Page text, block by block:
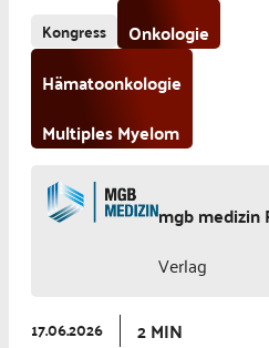
Kongress
Onkologie
Hämatoonkologie
Multiples Myelom
mgb medizin
Verlag
17.06.2026 2 MIN